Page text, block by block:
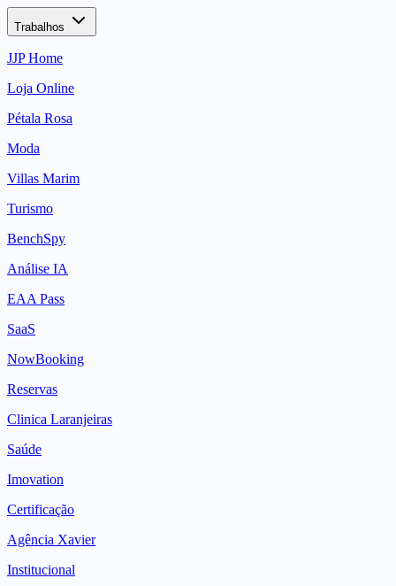
Trabalhos
JJP Home
Loja Online
Pétala Rosa
Moda
Villas Marim
Turismo
BenchSpy
Análise IA
EAA Pass
SaaS
NowBooking
Reservas
Clinica Laranjeiras
Saúde
Imovation
Certificação
Agência Xavier
Institucional